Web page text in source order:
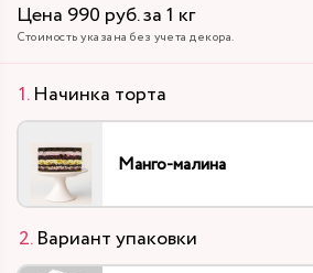
Цена 990 руб. за 1 кг
Стоимость указана без учета декора.
Начинка торта
Манго-малина
Вариант упаковки